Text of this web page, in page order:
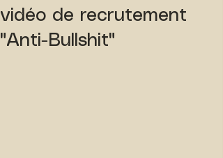
vidéo de recrutement
"Anti-Bullshit"